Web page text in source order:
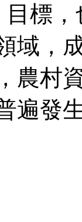
目標
域，
農村
遍發